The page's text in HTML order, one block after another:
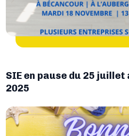
SIE en pause du 25 juillet
2025